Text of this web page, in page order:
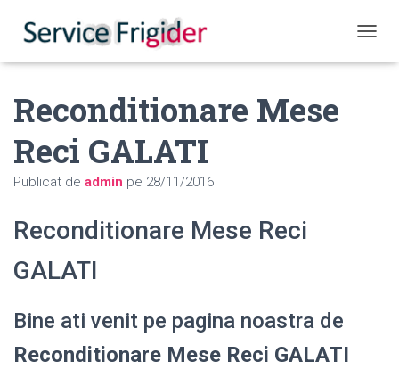
Reconditionare Mese
Reci GALATI
Publicat de admin pe 28/11/2016
Reconditionare Mese Reci
GALATI
Bine ati venit pe pagina noastra de
Reconditionare Mese Reci GALATI